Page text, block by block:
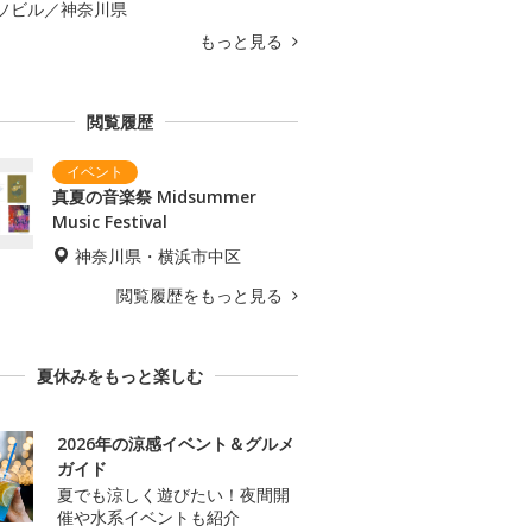
ビル／神奈川県
もっと見る
閲覧履歴
真夏の音楽祭 Midsummer
Music Festival
神奈川県・横浜市中区
閲覧履歴をもっと見る
夏休みをもっと楽しむ
2026年の涼感イベント＆グルメ
ガイド
夏でも涼しく遊びたい！夜間開
催や水系イベントも紹介